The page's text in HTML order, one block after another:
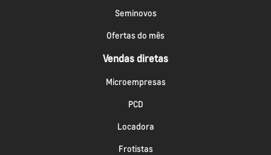
Seminovos
Ofertas do mês
Vendas diretas
Microempresas
PCD
Locadora
Frotistas